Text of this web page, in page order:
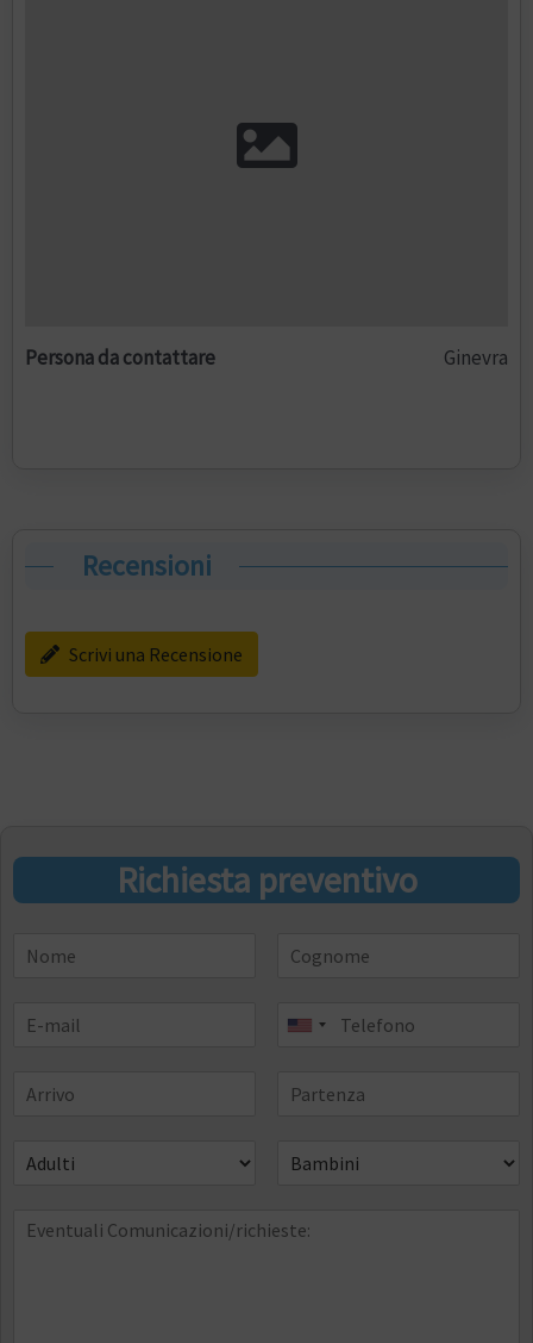
Persona da contattare Ginevra
Recensioni
Scrivi una Recensione
Richiesta preventivo